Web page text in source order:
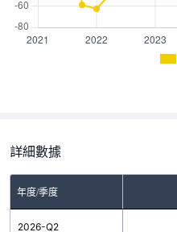
詳細數據
年度/季度
2026-Q2